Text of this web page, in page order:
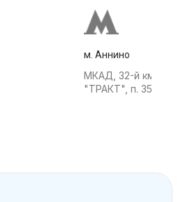
м. Аннино
МКАД, 32-й км, АТК
"ТРАКТ", п. 35